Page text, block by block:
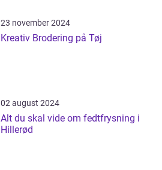
23 november 2024
Kreativ Brodering på Tøj
02 august 2024
Alt du skal vide om fedtfrysning i
Hillerød